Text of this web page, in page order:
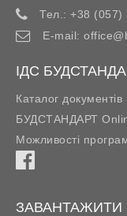
Тел.: +38 (057)
E-mail:
ІДС
Каталог документів
БУДСТАНДАРТ
Можливості
ЗАВАНТАЖИТИ